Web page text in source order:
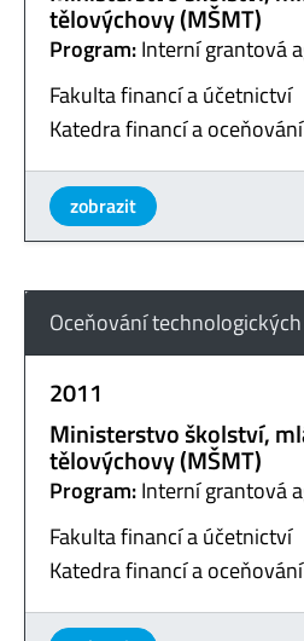
tělovýchovy (MŠMT)
Program:Interní grantová
Fakulta financí a účetnictví
Katedra financí a
zobrazit
Oceňování
2011
Ministerstvo školství,
tělovýchovy (MŠMT)
Program:Interní grantová
Fakulta financí a účetnictví
Katedra financí a